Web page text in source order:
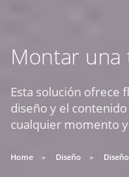
Montar una
Esta solución ofrece
diseño y el
cualquier momento
Home Diseño
09:30